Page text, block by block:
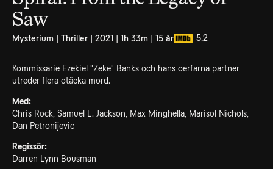
Saw
Mysterium | Thriller | 2021 | 1h 33m | 15 år 5.2
Kommissarie Ezekiel "Zeke" Banks och hans oerfarna partner
utreder flera otäcka mord.
Med:
Chris Rock, Samuel L. Jackson, Max Minghella, Marisol Nichols,
Dan Petronijevic
Regissör:
Darren Lynn Bousman